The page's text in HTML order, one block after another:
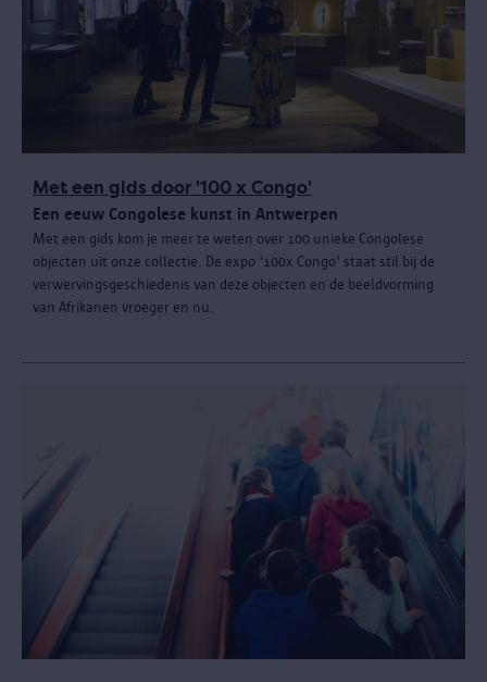
Met een gids door '100 x Congo'
Een eeuw Congolese kunst in Antwerpen
Met een gids kom je meer te weten over 100 unieke Congolese
objecten uit onze collectie. De expo '100x Congo' staat stil bij de
verwervingsgeschiedenis van deze objecten en de beeldvorming
van Afrikanen vroeger en nu.